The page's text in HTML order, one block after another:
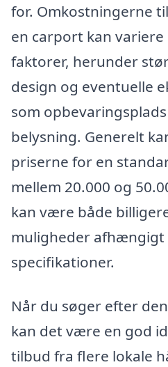
for. Omkostningerne
en carport kan
faktorer, herunder
design og eventuelle
som
belysning. Generelt
priserne for en
mellem 20.000 og
kan være både
muligheder afhængigt
specifikationer.
Når du søger efter
kan det være en god
tilbud fra flere lokale